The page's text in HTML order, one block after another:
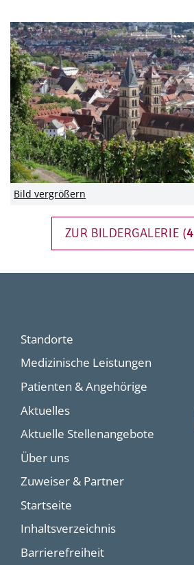
Bild vergrößern
ZUR BILDERGALERIE (4
Standorte
Medizinische Leistungen
Patienten & Angehörige
Aktuelles
Aktuelle Stellenangebote
Über uns
Zuweiser & Partner
Startseite
Inhaltsverzeichnis
Barrierefreiheit